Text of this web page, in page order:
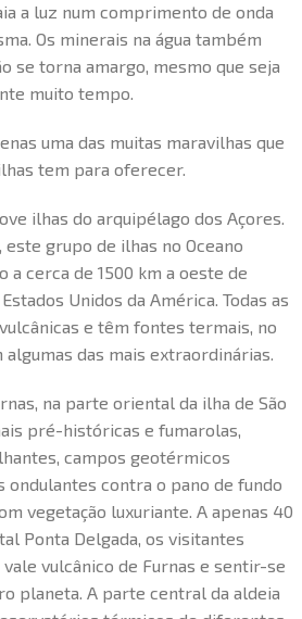
a luz num comprimento de onda
Os minerais na água também
se torna amargo, mesmo que seja
muito tempo.
uma das muitas maravilhas que
tem para oferecer.
ilhas do arquipélago dos Açores.
grupo de ilhas no Oceano
cerca de 1500 km a oeste de
Unidos da América. Todas as
e têm fontes termais, no
das mais extraordinárias.
na parte oriental da ilha de São
pré-históricas e fumarolas,
campos geotérmicos
contra o pano de fundo
vegetação luxuriante. A apenas 40
Ponta Delgada, os visitantes
vulcânico de Furnas e sentir-se
planeta. A parte central da aldeia